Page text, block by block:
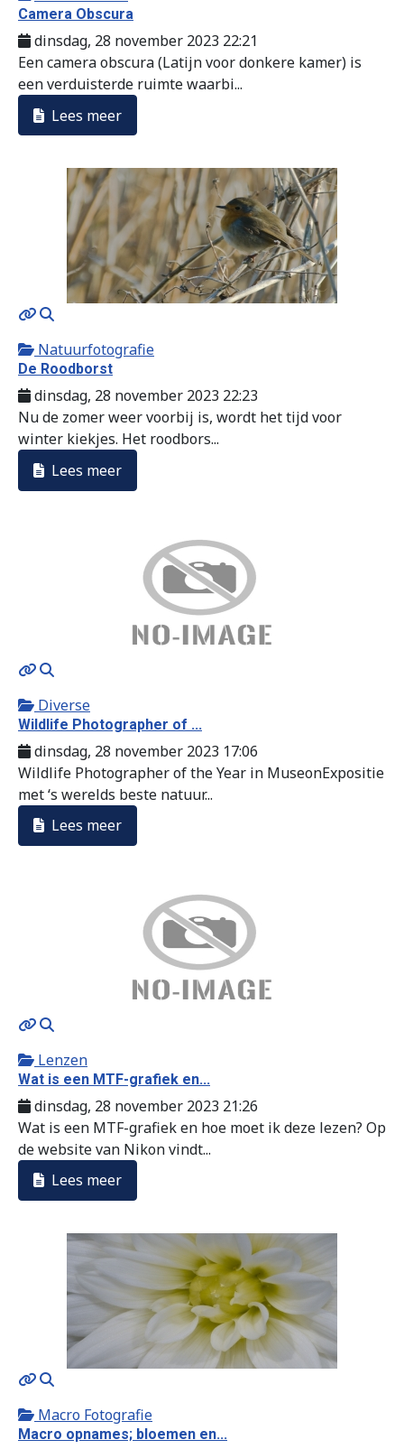
Camera Obscura
dinsdag, 28 november 2023 22:21
Een camera obscura (Latijn voor donkere kamer) is
een verduisterde ruimte waarbi...
Lees meer
MOD_JTCS_VIEW_ARTICLE_LINK
Natuurfotografie
De Roodborst
dinsdag, 28 november 2023 22:23
Nu de zomer weer voorbij is, wordt het tijd voor
winter kiekjes. Het roodbors...
Lees meer
MOD_JTCS_VIEW_ARTICLE_LINK
Diverse
Wildlife Photographer of ...
dinsdag, 28 november 2023 17:06
Wildlife Photographer of the Year in MuseonExpositie
met ‘s werelds beste natuur...
Lees meer
MOD_JTCS_VIEW_ARTICLE_LINK
Lenzen
Wat is een MTF-grafiek en...
dinsdag, 28 november 2023 21:26
Wat is een MTF-grafiek en hoe moet ik deze lezen? Op
de website van Nikon vindt...
Lees meer
MOD_JTCS_VIEW_ARTICLE_LINK
Macro Fotografie
Macro opnames; bloemen en...